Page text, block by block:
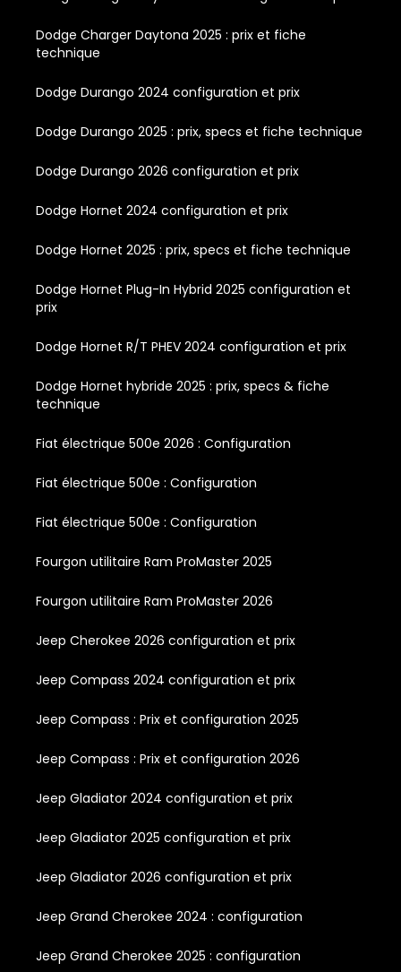
Dodge Charger Daytona 2025 : prix et fiche
technique
Dodge Durango 2024 configuration et prix
Dodge Durango 2025 : prix, specs et fiche technique
Dodge Durango 2026 configuration et prix
Dodge Hornet 2024 configuration et prix
Dodge Hornet 2025 : prix, specs et fiche technique
Dodge Hornet Plug-In Hybrid 2025 configuration et
prix
Dodge Hornet R/T PHEV 2024 configuration et prix
Dodge Hornet hybride 2025 : prix, specs & fiche
technique
Fiat électrique 500e 2026 : Configuration
Fiat électrique 500e : Configuration
Fiat électrique 500e : Configuration
Fourgon utilitaire Ram ProMaster 2025
Fourgon utilitaire Ram ProMaster 2026
Jeep Cherokee 2026 configuration et prix
Jeep Compass 2024 configuration et prix
Jeep Compass : Prix et configuration 2025
Jeep Compass : Prix et configuration 2026
Jeep Gladiator 2024 configuration et prix
Jeep Gladiator 2025 configuration et prix
Jeep Gladiator 2026 configuration et prix
Jeep Grand Cherokee 2024 : configuration
Jeep Grand Cherokee 2025 : configuration